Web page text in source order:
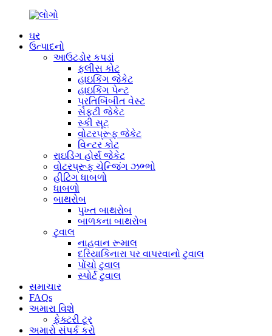
ઘર
ઉત્પાદનો
આઉટડોર કપડાં
ફ્લીસ કોટ
હાઇકિંગ જેકેટ
હાઇકિંગ પેન્ટ
પ્રતિબિંબીત વેસ્ટ
સેફ્ટી જેકેટ
સ્કી સૂટ
વોટરપ્રૂફ જેકેટ
વિન્ટર કોટ
રાઇડિંગ હોર્સ જેકેટ
વોટરપ્રૂફ ચેન્જિંગ ઝભ્ભો
હીટિંગ ધાબળો
ધાબળો
બાથરોબ
પુખ્ત બાથરોબ
બાળકના બાથરોબ
ટુવાલ
નાહવાન રૂમાલ
દરિયાકિનારા પર વાપરવાનો ટુવાલ
પોંચો ટુવાલ
સ્પોર્ટ ટુવાલ
સમાચાર
FAQs
અમારા વિશે
ફેક્ટરી ટૂર
અમારો સંપર્ક કરો